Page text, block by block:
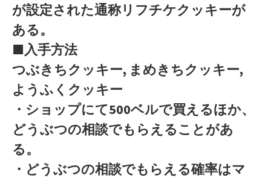
が設定された通称リフチケクッキーが
ある。
■入手方法
つぶきちクッキー, まめきちクッキー,
ようふくクッキー
・ショップにて500ベルで買えるほか、
どうぶつの相談でもらえることがあ
る。
・どうぶつの相談でもらえる確率はマ